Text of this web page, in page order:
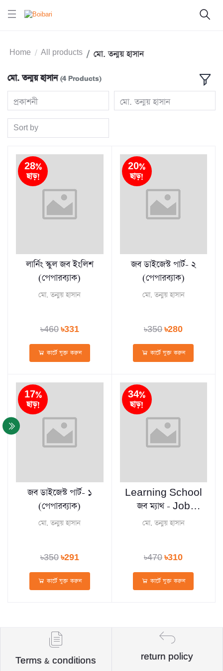
Home All products মো. তন্ময় হাসান
মো. তন্ময় হাসান(4 Products)
প্রকাশনী মো. তন্ময় হাসান
Sort by
28%
ছাড়!
লার্নিং স্কুল জব ইংলিশ
(পেপারব্যাক)
মো. তন্ময় হাসান
৳460৳331
কার্টে যুক্ত করুন
20%
ছাড়!
জব ডাইজেস্ট পার্ট- ২
(পেপারব্যাক)
মো. তন্ময় হাসান
৳350৳280
কার্টে যুক্ত করুন
17%
ছাড়!
জব ডাইজেস্ট পার্ট- ১
(পেপারব্যাক)
মো. তন্ময় হাসান
৳350৳291
কার্টে যুক্ত করুন
34%
ছাড়!
Learning School
জব ম্যাথ - Job
Math
মো. তন্ময় হাসান
৳470৳310
কার্টে যুক্ত করুন
Terms & conditions return policy